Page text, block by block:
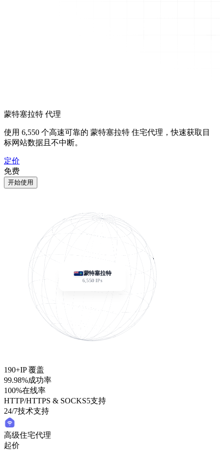
蒙特塞拉特 代理
使用 6,550 个高速可靠的 蒙特塞拉特 住宅代理，快速获取目
标网站数据且不中断。
定价
免费
开始使用
蒙特塞拉特
6,550IPs
190+IP 覆盖
99.98%成功率
100%在线率
HTTP/HTTPS & SOCKS5支持
24/7技术支持
高级住宅代理
起价